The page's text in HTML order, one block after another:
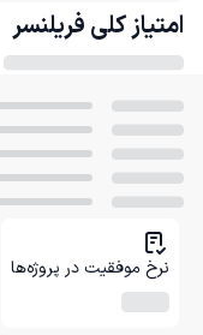
امتیاز کلی فریلنسر
نرخ موفقیت در پروژه‌ها